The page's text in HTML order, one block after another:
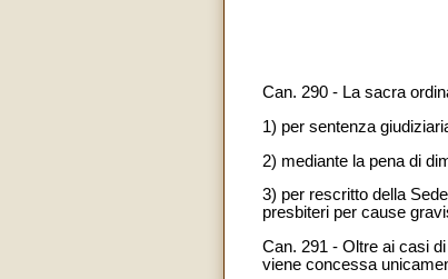
Can. 290 - La sacra
1) per sentenza
2) mediante la pena di
3) per rescritto della
presbiteri per cause
Can. 291 - Oltre ai casi
viene concessa